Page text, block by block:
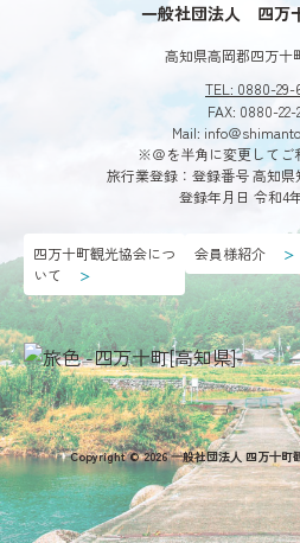
第3回植物観察会
「希少植物花盛り」 ■日時：2024年９月28日（土）
一般社団法人 四万
高知県高岡郡四万十
TEL: 0880-29-
FAX: 0880-22-
Mail: info＠
※＠を半角に変更してご
旅行業登録：登録番号 高知
登録年月日 令和4
四万十町観光協会につ
いて
＞
会員様紹介 ＞
Copyright © 2026 ⼀般社団法⼈ 四万⼗